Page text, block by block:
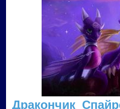
Дракончик